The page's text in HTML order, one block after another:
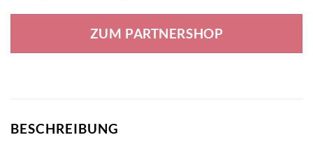
war:
138,00 €
ist:
87,45 €.
ZUM PARTNERSHOP
BESCHREIBUNG